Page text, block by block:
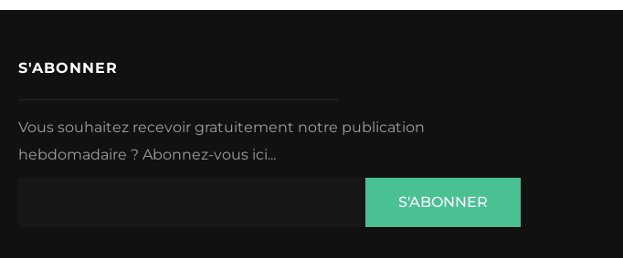
S'ABONNER
Vous souhaitez recevoir gratuitement notre publication
hebdomadaire ? Abonnez-vous ici...
S'ABONNER